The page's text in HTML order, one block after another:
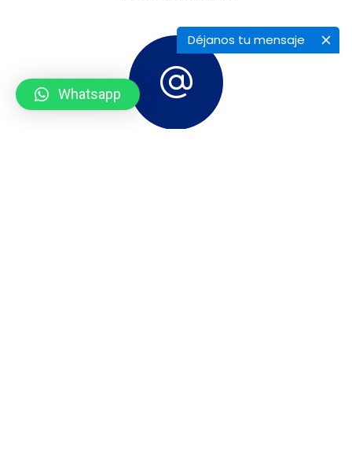
Déjanos tu mensaje
Whatsapp